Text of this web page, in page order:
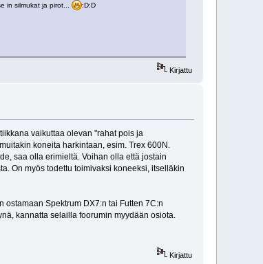
in silmukat ja pirot...
:D:D
Kirjattu
vaikuttaa olevan "rahat pois ja
koneita harkintaan, esim. Trex 600N.
saa olla erimieltä. Voihan olla että jostain
On myös todettu toimivaksi koneeksi, itselläkin
Spektrum DX7:n tai Futten 7C:n
kannatta selailla foorumin myydään osiota.
Kirjattu